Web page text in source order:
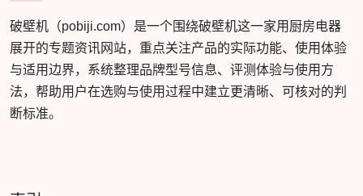
破壁机（pobiji.com）是一个围绕破壁机这一家用厨房电器
展开的专题资讯网站，重点关注产品的实际功能、使用体验
与适用边界，系统整理品牌型号信息、评测体验与使用方
法，帮助用户在选购与使用过程中建立更清晰、可核对的判
断标准。